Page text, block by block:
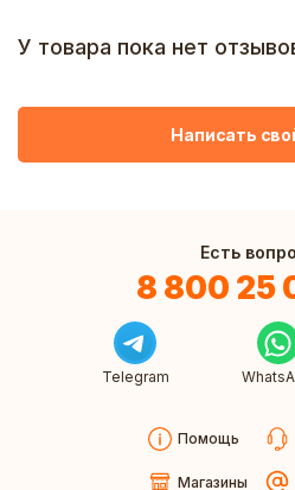
У товара пока нет
Написать
Есть
8 800 25
Telegram
Помощь
Магазины